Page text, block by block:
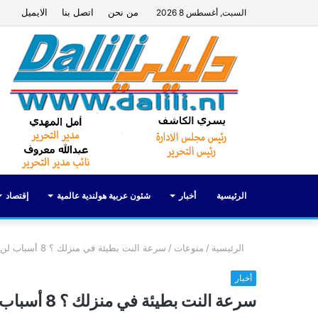
السبت, أغسطس 8 2026 من نحن اتصل بنا الايميل
الرئيسية أخبار شئون عربية هولندية عالمية إقتصاد
الرئيسية / منوعات / سرعة النت بطيئة في منزلك ؟ 8 أسباب لن تخطر لك في بال !
أخبار
سرعة النت بطيئة في منزلك ؟ 8 أسباب لن تخطر لك في بال !